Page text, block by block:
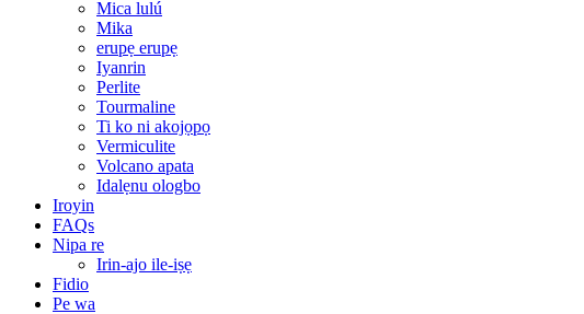
Mica lulú
Mika
erupẹ erupẹ
Iyanrin
Perlite
Tourmaline
Ti ko ni akojọpọ
Vermiculite
Volcano apata
Idalẹnu ologbo
Iroyin
FAQs
Nipa re
Irin-ajo ile-iṣẹ
Fidio
Pe wa